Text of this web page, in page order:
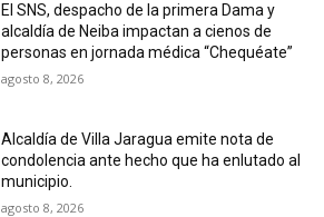
El SNS, despacho de la primera Dama y
alcaldía de Neiba impactan a cienos de
personas en jornada médica “Chequéate”
agosto 8, 2026
Alcaldía de Villa Jaragua emite nota de
condolencia ante hecho que ha enlutado al
municipio.
agosto 8, 2026